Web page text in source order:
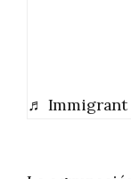
♬ Immigrant